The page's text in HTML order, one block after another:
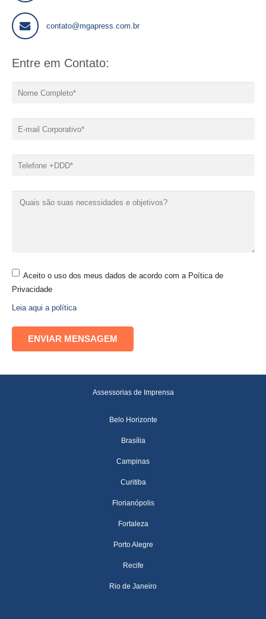
contato@mgapress.com.br
Entre em Contato:
Aceito o uso dos meus dados de acordo com a Poítica de
Privacidade
Leia aqui a política
Assessorias de Imprensa
Belo Horizonte
Brasília
Campinas
Curitiba
Florianópolis
Fortaleza
Porto Alegre
Recife
Rio de Janeiro